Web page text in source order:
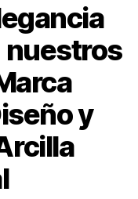
nuestros
y